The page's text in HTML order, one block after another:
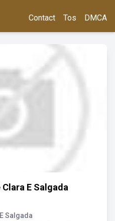
Contact Tos DMCA
Clara E Salgada
Salgada